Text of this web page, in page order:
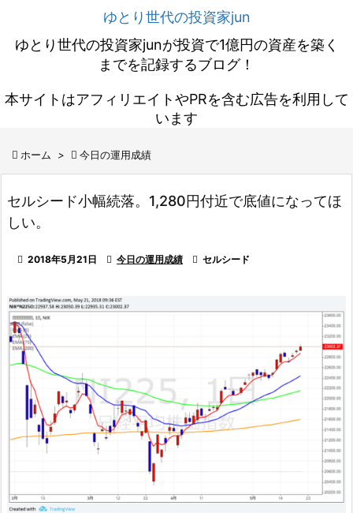
ゆとり世代の投資家jun
ゆとり世代の投資家junが投資で1億円の資産を築く
までを記録するブログ！
本サイトはアフィリエイトやPRを含む広告を利用して
います
 ホーム >  今日の運用成績
セルシード小幅続落。1,280円付近で底値になってほ
しい。
 2018年5月21日  今日の運用成績  セルシード